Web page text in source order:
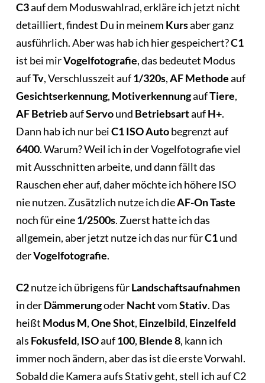
C3auf dem Moduswahlrad, erkläre ich jetzt nicht
detailliert, findest Du in meinem Kursaber ganz
ausführlich. Aber was hab ich hier gespeichert?C1
ist bei mirVogelfotografie, das bedeutet Modus
aufTv, Verschlusszeit auf1/320s,AF Methodeauf
Gesichtserkennung, MotiverkennungaufTiere,
AF BetriebaufServound BetriebsartaufH+.
Dann hab ich nur beiC1ISO Autobegrenzt auf
6400. Warum? Weil ich in der Vogelfotografie viel
mit Ausschnitten arbeite, und dann fällt das
Rauschen eher auf, daher möchte ich höhere ISO
nie nutzen. Zusätzlich nutze ich dieAF-OnTaste
noch für eine1/2500s. Zuerst hatte ich das
allgemein, aber jetzt nutze ich das nur fürC1und
derVogelfotografie.
C2nutze ich übrigens fürLandschaftsaufnahmen
in derDämmerungoderNachtvomStativ. Das
heißt Modus M,One Shot, Einzelbild, Einzelfeld
als Fokusfeld, ISOauf100, Blende 8, kann ich
immer noch ändern, aber das ist die erste Vorwahl.
Sobald die Kamera aufs Stativ geht, stell ich auf C2